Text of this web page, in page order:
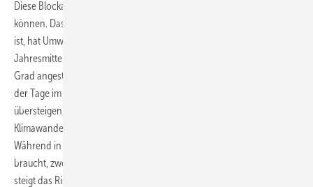
Diese Blockadepolitik wird sich Dresden nicht mehr lange leisten
können. Dass auch in Sachsen mit dem Klima nicht alles in Ordnung
ist, hat Umweltminister Kupfer jetzt schwarz auf weiß. Die
Jahresmitteltemperatur ist in den vergangenen 30 Jahren um 0,6
Grad angestiegen. Das hat dazu geführt, dass im Freistaat die Anzahl
der Tage im Jahr, an denen die Temperaturen 25 Grad Celsius
übersteigen, um 17 Prozent zugenommen haben. Gleichzeitig hat der
Klimawandel vor allem Auswirkungen auf die Wetterkapriolen.
Während in den Monaten, in denen die Landwirtschaft den Regen
braucht, zwölf Prozent weniger Regen auf Sachsen niedergehen,
steigt das Risiko von Starkregen in den Monaten Juli bis September